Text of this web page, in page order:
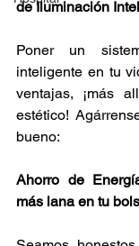
de Iluminación
Poner un
inteligente en tu
ventajas, ¡más
estético!
bueno:
Ahorro de
más lana en tu